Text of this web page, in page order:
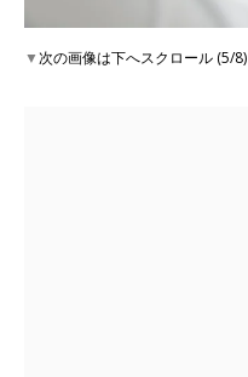
▼次の画像は下へスクロール (5/8)